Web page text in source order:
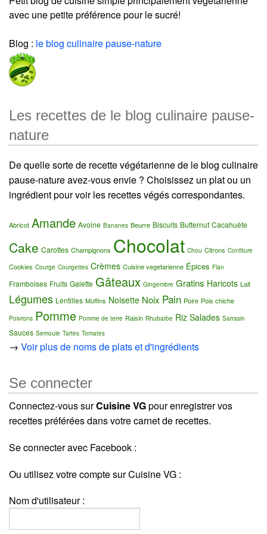
avec une petite préférence pour le sucré!
Blog : le blog culinaire pause-nature
Les recettes de le blog culinaire pause-
nature
De quelle sorte de recette végétarienne de le blog culinaire
pause-nature avez-vous envie ? Choisissez un plat ou un
ingrédient pour voir les recettes végés correspondantes.
Abricot Amande Avoine Bananes Beurre Biscuits Butternut Cacahuète
Cake Carottes Champignons Chocolat Chou Citrons Confiture
Cookies Courge Courgettes Crèmes Cuisine vegetarienne Épices Flan
Framboises Fruits Galette Gâteaux Gingembre Gratins Haricots Lait
Légumes Lentilles Muffins Noisette Noix Pain Poire Pois chiche
Poivrons Pomme Pomme de terre Raisin Rhubarbe Riz Salades Sarrasin
Sauces Semoule Tartes Tomates
→ Voir plus de noms de plats et d'ingrédients
Se connecter
Connectez-vous surCuisine VGpour enregistrer vos
recettes préférées dans votre carnet de recettes.
Se connecter avec Facebook :
Ou utilisez votre compte sur Cuisine VG :
Nom d'utilisateur :